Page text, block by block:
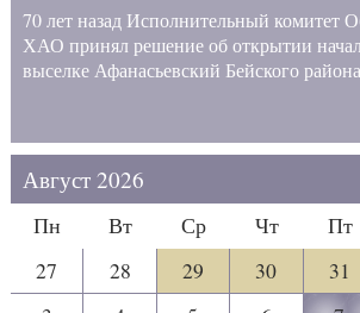
70 лет назад Исполнительный комитет
ХАО принял решение об открытии
выселке Афанасьевский Бейского района
Август 2026
Пн Вт Ср Чт Пт
27
28 29 30 31